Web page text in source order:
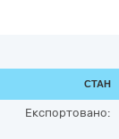
СТАН
Експортовано: